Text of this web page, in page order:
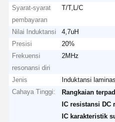
Syarat-syarat
pembayaran
T/T,L/C
Nilai Induktansi
4,7uH
Presisi
20%
Frekuensi
resonansi diri
2MHz
Jenis
Induktansi
Cahaya Tinggi:
Rangkaian
IC resistansi DC
IC karakteristik